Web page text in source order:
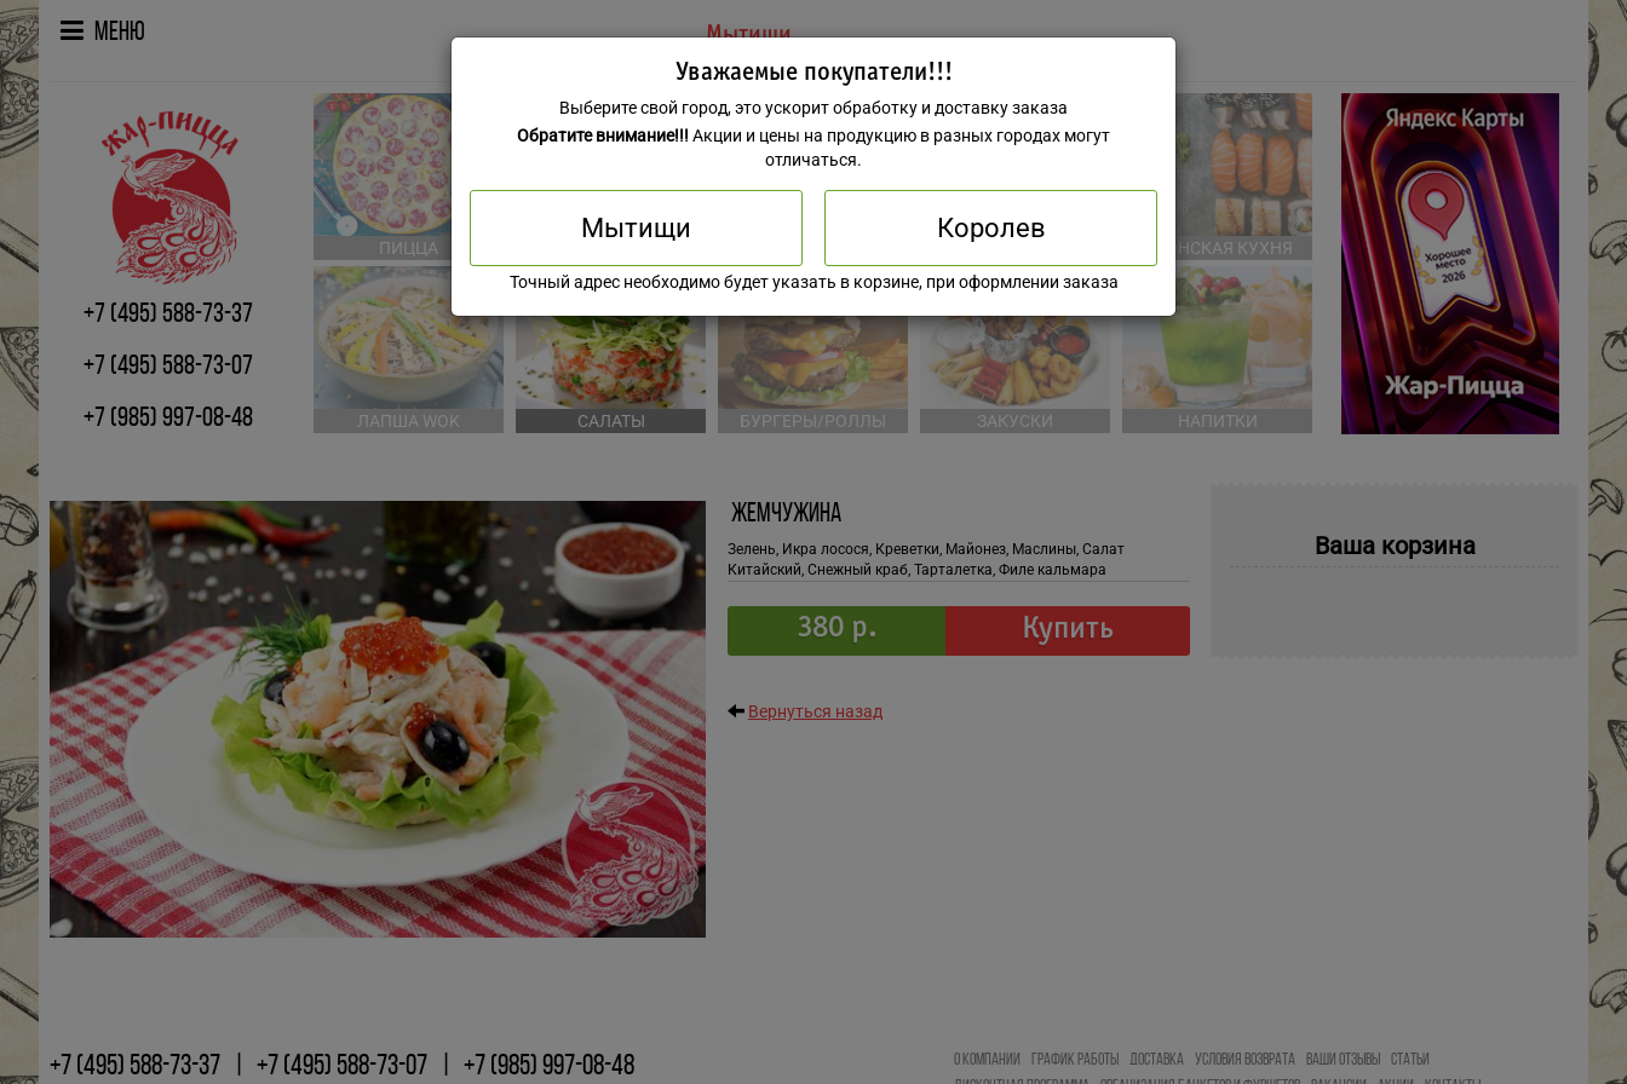
Уважаемые покупатели!!!
Выберите свой город, это ускорит обработку и доставку заказа
Обратите внимание!!! Акции и цены на продукцию в разных городах могут
отличаться.
Мытищи Королев
Точный адрес необходимо будет указать в корзине, при оформлении заказа
Меню Мытищи
+7 (495) 588-73-37
+7 (495) 588-73-07
+7 (985) 997-08-48
ПИЦЦА ЕВРОПЕЙСКАЯ КУХНЯ ЯПОНСКАЯ КУХНЯ
ЛАПША WOK САЛАТЫ БУРГЕРЫ/РОЛЛЫ ЗАКУСКИ НАПИТКИ
Жемчужина
Зелень, Икра лосося, Креветки, Майонез, Маслины, Салат
Китайский, Снежный краб, Тарталетка, Филе кальмара
380 р. Купить
Вернуться назад
Ваша корзина
+7 (495) 588-73-37 +7 (495) 588-73-07 +7 (985) 997-08-48 О КОМПАНИИ ГРАФИК РАБОТЫ ДОСТАВКА УСЛОВИЯ ВОЗВРАТА ВАШИ ОТЗЫВЫ
СТАТЬИ